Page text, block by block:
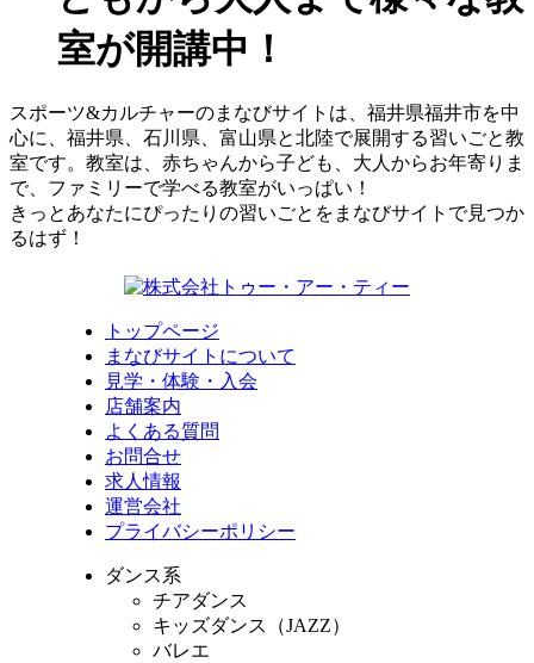
室が開講中！
スポーツ&カルチャーのまなびサイトは、福井県福井市を中
心に、福井県、石川県、富山県と北陸で展開する習いごと教
室です。教室は、赤ちゃんから子ども、大人からお年寄りま
で、ファミリーで学べる教室がいっぱい！
きっとあなたにぴったりの習いごとをまなびサイトで見つか
るはず！
トップページ
まなびサイトについて
見学・体験・入会
店舗案内
よくある質問
お問合せ
求人情報
運営会社
プライバシーポリシー
ダンス系
チアダンス
キッズダンス（JAZZ）
バレエ